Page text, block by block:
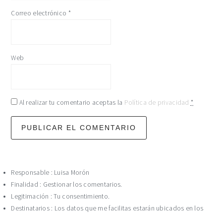
Correo electrónico *
Web
Al realizar tu comentario aceptas la Política de privacidad *
Responsable : Luisa Morón
Finalidad : Gestionar los comentarios.
Legitimación : Tu consentimiento.
Destinatarios : Los datos que me facilitas estarán ubicados en los